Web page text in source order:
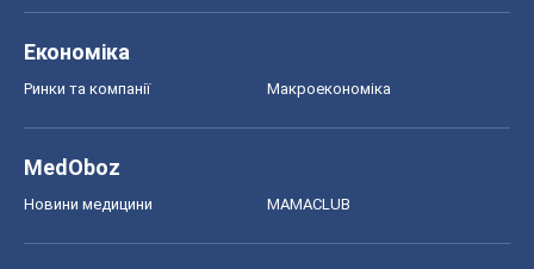
Економіка
Ринки та компанії Макроекономіка
MedOboz
Новини медицини MAMACLUB